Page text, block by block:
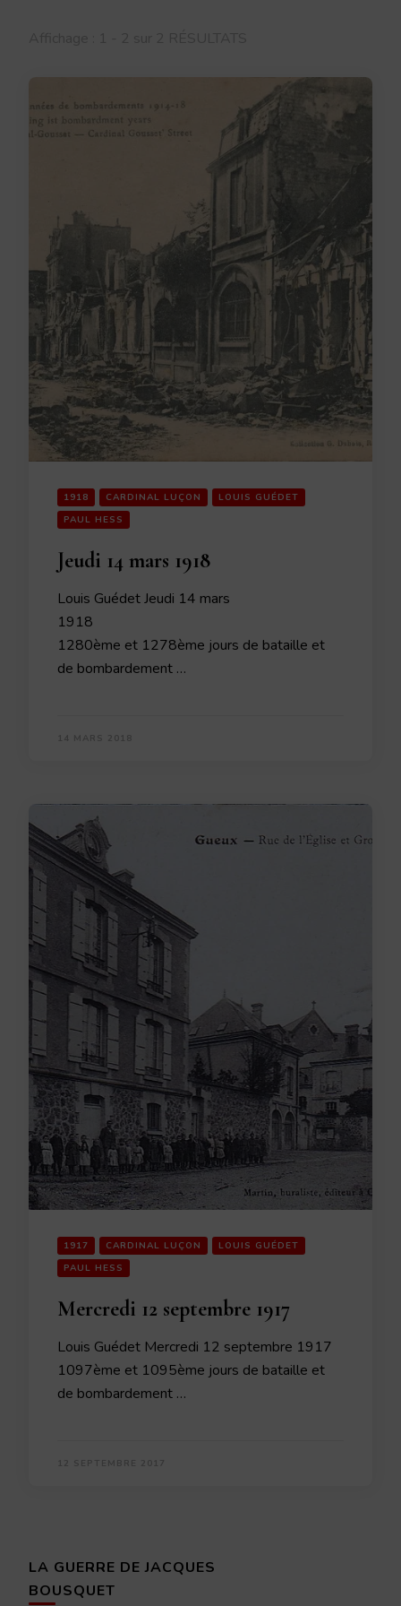
1918 CARDINAL LUÇON
LOUIS GUÉDET
PAUL HESS
Jeudi 14 mars 1918
Louis Guédet Jeudi 14 mars
1918
1280ème et 1278ème jours de bataille et
de bombardement …
1917 CARDINAL LUÇON
LOUIS GUÉDET
PAUL HESS
Mercredi 12 septembre 1917
Louis Guédet Mercredi 12 septembre 1917
1097ème et 1095ème jours de bataille et
de bombardement …
LA GUERRE DE JACQUES
BOUSQUET